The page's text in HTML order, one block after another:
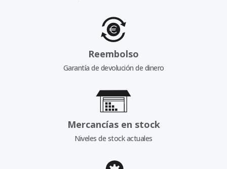
Reembolso
Garantía de devolución de dinero
Mercancías en stock
Niveles de stock actuales